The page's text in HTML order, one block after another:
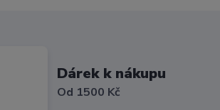
Dárek k nákupu
Od 1500 Kč